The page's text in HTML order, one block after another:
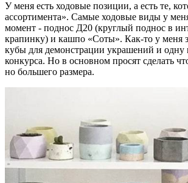
У меня есть ходовые позиции, а есть те,
ассортимента». Самые ходовые виды у
момент - поднос Д20 (круглый поднос в
крапинку) и кашпо «Соты». Как-то у меня
кубы для демонстрации украшений и одну
конкурса. Но в основном просят сделать
но большего размера.